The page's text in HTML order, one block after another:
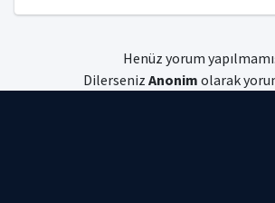
Henüz yorum
Dilerseniz Anonim olarak